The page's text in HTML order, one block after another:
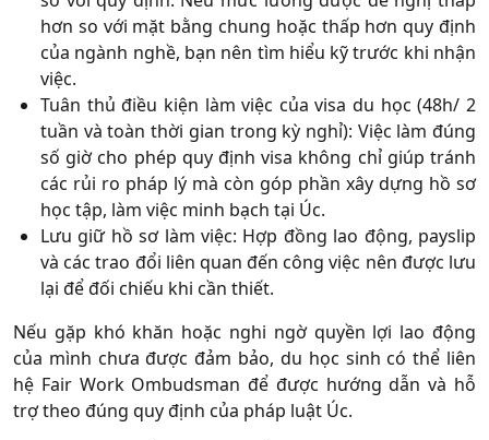
hơn so với mặt bằng chung hoặc thấp hơn quy định
của ngành nghề, bạn nên tìm hiểu kỹ trước khi nhận
việc.
Tuân thủ điều kiện làm việc của visa du học (48h/ 2
tuần và toàn thời gian trong kỳ nghỉ): Việc làm đúng
số giờ cho phép quy định visa không chỉ giúp tránh
các rủi ro pháp lý mà còn góp phần xây dựng hồ sơ
học tập, làm việc minh bạch tại Úc.
Lưu giữ hồ sơ làm việc: Hợp đồng lao động, payslip
và các trao đổi liên quan đến công việc nên được lưu
lại để đối chiếu khi cần thiết.
Nếu gặp khó khăn hoặc nghi ngờ quyền lợi lao động
của mình chưa được đảm bảo, du học sinh có thể liên
hệ Fair Work Ombudsman để được hướng dẫn và hỗ
trợ theo đúng quy định của pháp luật Úc.